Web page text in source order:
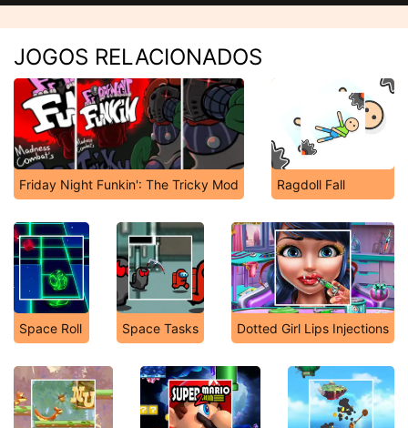
JOGOS RELACIONADOS
Friday Night Funkin': The Tricky Mod Ragdoll Fall
Space Roll Space Tasks Dotted Girl Lips Injections